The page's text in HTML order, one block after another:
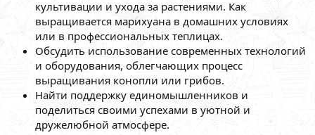
культивации и ухода за растениями. Как
выращивается марихуана в домашних условиях
или в профессиональных теплицах.
Обсудить использование современных технологий
и оборудования, облегчающих процесс
выращивания конопли или грибов.
Найти поддержку единомышленников и
поделиться своими успехами в уютной и
дружелюбной атмосфере.